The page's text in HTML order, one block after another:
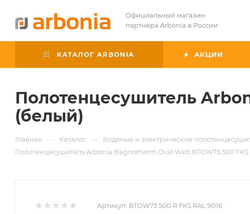
Официальный магазин
партнера Arbonia в России
КАТАЛОГ ARBONIA АКЦИИ
Полотенцесушитель
(белый)
Главная — Каталог — Водяные и электрические
Полотенцесушитель Arbonia Bagnotherm Oval Watt BTOW75 500
Артикул: BTOW75 500 R FKS RAL 9016